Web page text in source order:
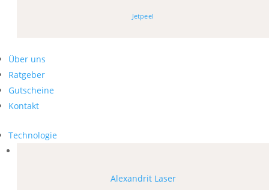
Jetpeel
Über uns
Ratgeber
Gutscheine
Kontakt
Technologie
Alexandrit Laser